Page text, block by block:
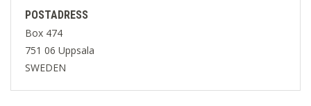
POSTADRESS
Box 474
751 06 Uppsala
SWEDEN